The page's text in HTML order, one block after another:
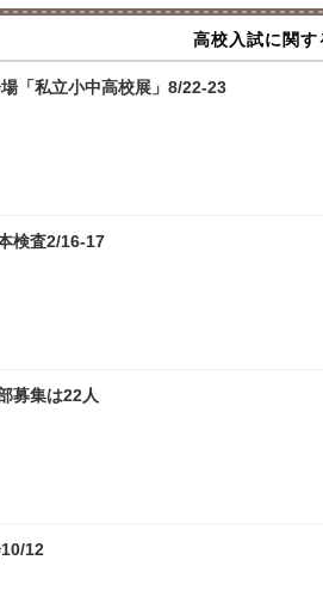
高校入試に関す
「私立小中高校展」8/22-23
検査2/16-17
募集は22人
12